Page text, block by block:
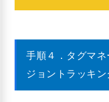
手順４．タグマ
ジョントラッキ